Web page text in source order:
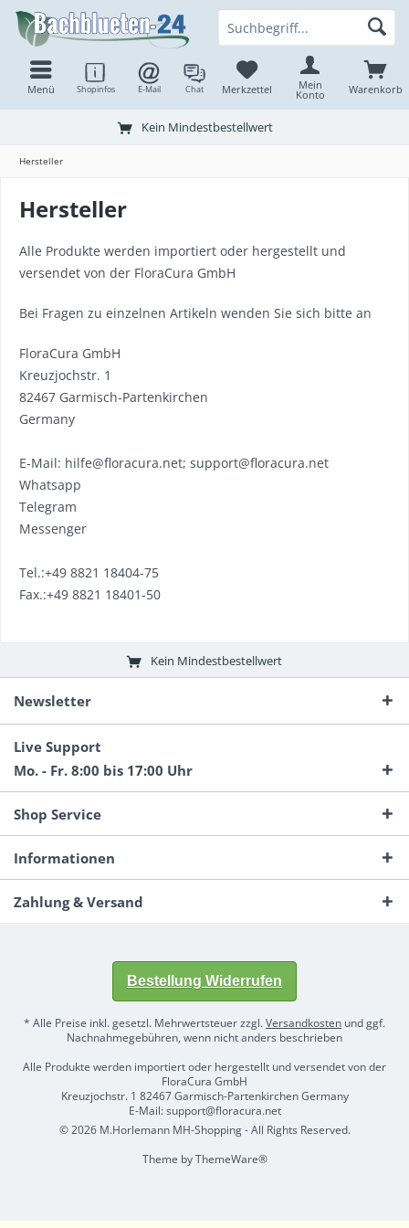
Kein Mindestbestellwert
Warenkorb
Shopinfos E-Mail Chat Merkzettel Mein
Konto
Menü
Hersteller
Hersteller
Alle Produkte werden importiert oder hergestellt und
versendet von der FloraCura GmbH
Bei Fragen zu einzelnen Artikeln wenden Sie sich bitte an
FloraCura GmbH
Kreuzjochstr. 1
82467 Garmisch-Partenkirchen
Germany
E-Mail: hilfe@floracura.net; support@floracura.net
Whatsapp
Telegram
Messenger
Tel.:+49 8821 18404-75
Fax.:+49 8821 18401-50
Kein Mindestbestellwert
Newsletter
Live Support
Mo. - Fr. 8:00 bis 17:00 Uhr
Shop Service
Informationen
Zahlung & Versand
Bestellung Widerrufen
* Alle Preise inkl. gesetzl. Mehrwertsteuer zzgl.Versandkosten und ggf.
Nachnahmegebühren, wenn nicht anders beschrieben
Alle Produkte werden importiert oder hergestellt und versendet von der
FloraCura GmbH
Kreuzjochstr. 1 82467 Garmisch-Partenkirchen Germany
E-Mail: support@floracura.net
© 2026 M.Horlemann MH-Shopping - All Rights Reserved.
Theme byThemeWare®